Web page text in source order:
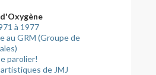
à 1977
au GRM (Groupe de
parolier!
de JMJ